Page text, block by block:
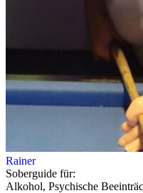
Rainer
Soberguide für:
Alkohol, Psychische